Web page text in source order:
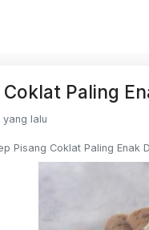
Coklat Paling
yang lalu
Pisang Coklat Paling Enak